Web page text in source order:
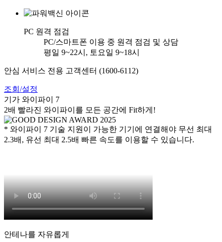
PC 원격 점검
PC/스마트폰 이용 중 원격 점검 및 상담
평일 9~22시, 토요일 9~18시
안심 서비스 전용 고객센터 (1600-6112)
조회/설정
기가 와이파이 7
2배 빨라진 와이파이를 모든 공간에 Fit하게!
* 와이파이 7 기술 지원이 가능한 기기에 연결해야 무선 최대
2.3배, 유선 최대 2.5배 빠른 속도를 이용할 수 있습니다.
안테나를 자유롭게